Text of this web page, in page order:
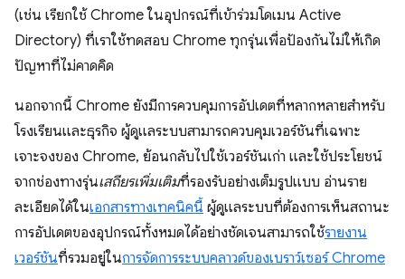
(เช่น เรียกใช้ Chrome ในอุปกรณ์ที่เข้าร่วมโดเมน Active
Directory) ที่เราใช้ทดสอบ Chrome ทุกรุ่นเพื่อป้องกันไม่ให้เกิด
ปัญหาที่ไม่คาดคิด
นอกจากนี้ Chrome ยังมีการควบคุมการอัปเดตที่หลากหลายสำหรับ
โรงเรียนและธุรกิจ ผู้ดูแลระบบสามารถควบคุมเวอร์ชันที่เฉพาะ
เจาะจงของ Chrome, ย้อนกลับไปใช้เวอร์ชันเก่า และใช้ประโยชน์
จากช่องทางรุ่นเสถียรเพิ่มเติมที่รองรับอย่างเต็มรูปแบบ อ่านราย
ละเอียดได้ในเอกสารทางเทคนิคนี้ ผู้ดูแลระบบที่ต้องการเห็นสถานะ
การอัปเดตของอุปกรณ์ทั้งหมดได้อย่างชัดเจนสามารถใช้รายงาน
เวอร์ชันที่รวมอยู่ในการจัดการระบบคลาวด์ของเบราว์เซอร์ Chrome